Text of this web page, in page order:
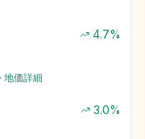
4.7%
地価詳細
3.0%